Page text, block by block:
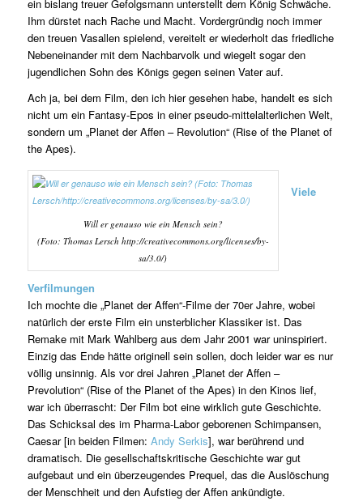
ein bislang treuer Gefolgsmann unterstellt dem König Schwäche.
Ihm dürstet nach Rache und Macht. Vordergründig noch immer
den treuen Vasallen spielend, vereitelt er wiederholt das friedliche
Nebeneinander mit dem Nachbarvolk und wiegelt sogar den
jugendlichen Sohn des Königs gegen seinen Vater auf.
Ach ja, bei dem Film, den ich hier gesehen habe, handelt es sich
nicht um ein Fantasy-Epos in einer pseudo-mittelalterlichen Welt,
sondern um „Planet der Affen – Revolution“ (Rise of the Planet of
the Apes).
Will er genauso wie ein Mensch sein?
(Foto: Thomas Lersch http://creativecommons.org/licenses/by-
sa/3.0/)
Viele
Verfilmungen
Ich mochte die „Planet der Affen“-Filme der 70er Jahre, wobei
natürlich der erste Film ein unsterblicher Klassiker ist. Das
Remake mit Mark Wahlberg aus dem Jahr 2001 war uninspiriert.
Einzig das Ende hätte originell sein sollen, doch leider war es nur
völlig unsinnig. Als vor drei Jahren „Planet der Affen –
Prevolution“ (Rise of the Planet of the Apes) in den Kinos lief,
war ich überrascht: Der Film bot eine wirklich gute Geschichte.
Das Schicksal des im Pharma-Labor geborenen Schimpansen,
Caesar [in beiden Filmen: Andy Serkis], war berührend und
dramatisch. Die gesellschaftskritische Geschichte war gut
aufgebaut und ein überzeugendes Prequel, das die Auslöschung
der Menschheit und den Aufstieg der Affen ankündigte.